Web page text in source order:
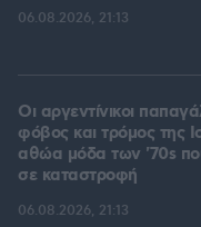
06.08.2026, 21:13
Οι αργεντίνικοι
φόβος και τρόμος της
αθώα μόδα των '70s
σε καταστροφή
06.08.2026, 21:13